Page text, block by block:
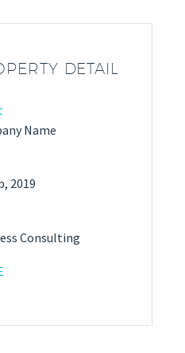
DETAIL
Name
2019
Consulting